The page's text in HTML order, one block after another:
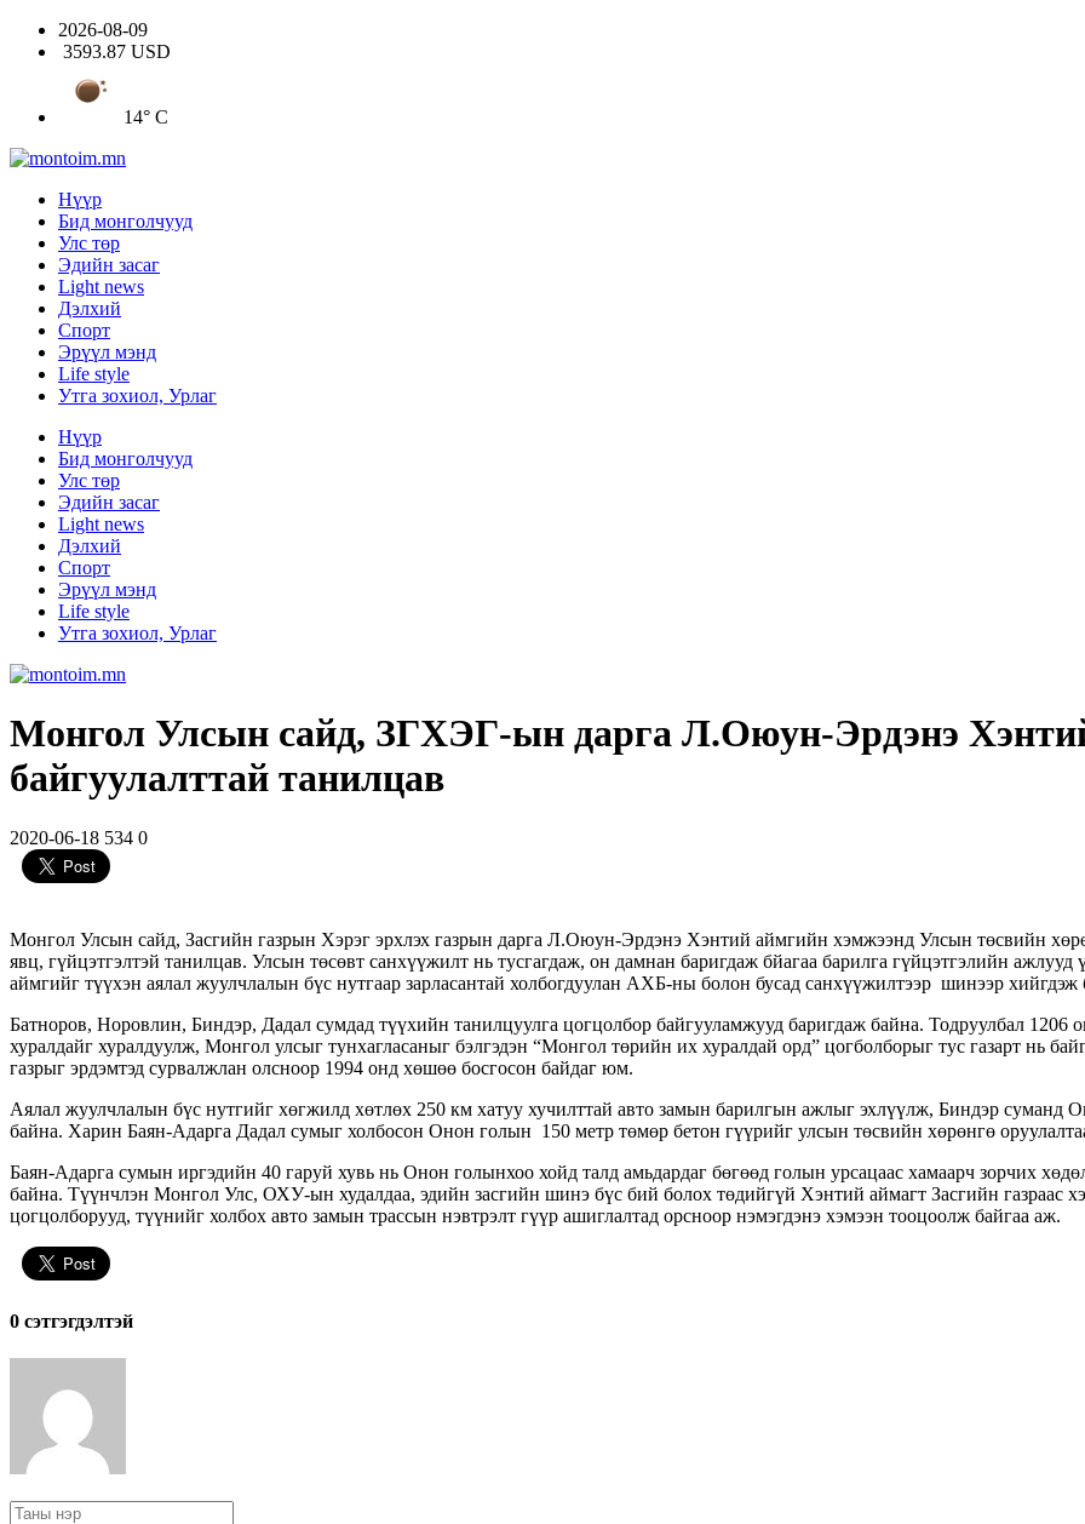
2026-08-09
3593.87 USD
14° C
Нүүр
Бид монголчууд
Улс төр
Эдийн засаг
Light news
Дэлхий
Спорт
Эрүүл мэнд
Life style
Утга зохиол, Урлаг
Нүүр
Бид монголчууд
Улс төр
Эдийн засаг
Light news
Дэлхий
Спорт
Эрүүл мэнд
Life style
Утга зохиол, Урлаг
Монгол Улсын сайд, ЗГХЭГ-ын дарга Л.Оюун-Эрдэнэ
байгуулалттай танилцав
2020-06-18 534 0
Монгол Улсын сайд, Засгийн газрын Хэрэг эрхлэх газрын дарга Л.Оюун-Эрдэнэ Хэнтий аймгийн хэмжээнд Улсын төсвийн
явц, гүйцэтгэлтэй танилцав. Улсын төсөвт санхүүжилт нь тусгагдаж, он дамнан баригдаж бйагаа барилга гүйцэтгэлийн
аймгийг түүхэн аялал жуулчлалын бүс нутгаар зарласантай холбогдуулан АХБ-ны болон бусад санхүүжилтээр шинээр хийгдэж
Батноров, Норовлин, Биндэр, Дадал сумдад түүхийн танилцуулга цогцолбор байгууламжууд баригдаж байна. Тодруулбал 1206
хуралдайг хуралдуулж, Монгол улсыг тунхагласаныг бэлгэдэн “Монгол төрийн их хуралдай орд” цогболборыг тус газарт нь
газрыг эрдэмтэд сурвалжлан олсноор 1994 онд хөшөө босгосон байдаг юм.
Аялал жуулчлалын бүс нутгийг хөгжилд хөтлөх 250 км хатуу хучилттай авто замын барилгын ажлыг эхлүүлж, Биндэр суманд
байна. Харин Баян-Адарга Дадал сумыг холбосон Онон голын 150 метр төмөр бетон гүүрийг улсын төсвийн хөрөнгө
Баян-Адарга сумын иргэдийн 40 гаруй хувь нь Онон голынхоо хойд талд амьдардаг бөгөөд голын урсацаас хамаарч зорчих
байна. Түүнчлэн Монгол Улс, ОХУ-ын худалдаа, эдийн засгийн шинэ бүс бий болох төдийгүй Хэнтий аймагт Засгийн газраас
цогцолборууд, түүнийг холбох авто замын трассын нэвтрэлт гүүр ашиглалтад орсноор нэмэгдэнэ хэмээн тооцоолж байгаа аж.
0 cэтгэгдэлтэй